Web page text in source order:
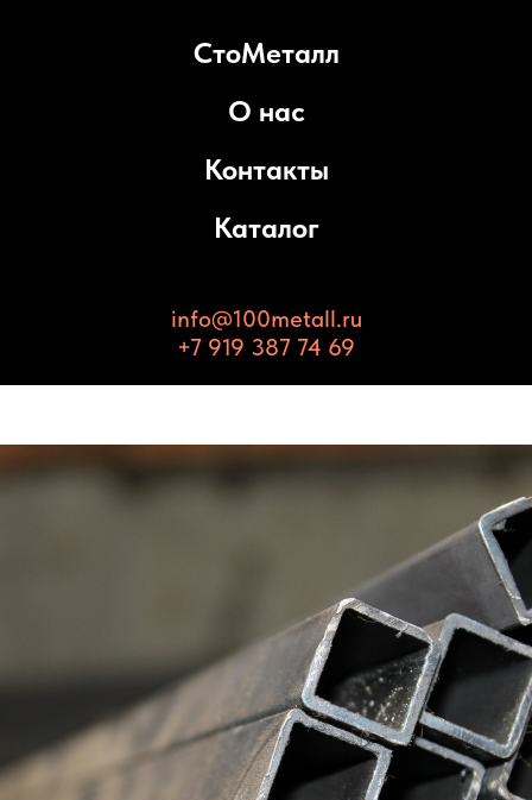
СтоМеталл
О нас
Контакты
Каталог
info@100metall.ru
+7 919 387 74 69